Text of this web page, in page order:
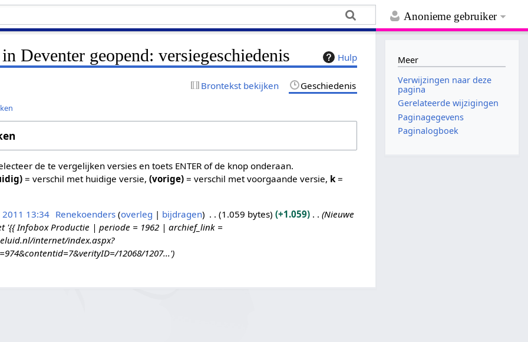
Anonieme gebruiker
Hulp
Deventer geopend: versiegeschiedenis
Brontekst bekijken Geschiedenis
de te vergelijken versies en toets ENTER of de knop onderaan.
= verschil met huidige versie,(vorige) = verschil met voorgaande versie, k =
13:34 Renekoenders overleg bijdragen 1.059 bytes +1.059
Nieuwe
'{{ Infobox Productie | periode = 1962 | archief_link =
internet/index.aspx?
12068/1207...'
Meer
Verwijzingen naar deze
pagina
Gerelateerde wijzigingen
Paginagegevens
Paginalogboek